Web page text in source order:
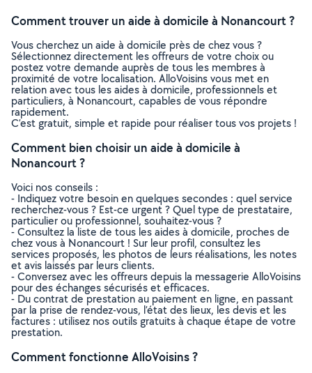
Comment trouver un aide à domicile à Nonancourt ?
Vous cherchez un aide à domicile près de chez vous ?
Sélectionnez directement les offreurs de votre choix ou
postez votre demande auprès de tous les membres à
proximité de votre localisation. AlloVoisins vous met en
relation avec tous les aides à domicile, professionnels et
particuliers, à Nonancourt, capables de vous répondre
rapidement.
C’est gratuit, simple et rapide pour réaliser tous vos projets !
Comment bien choisir un aide à domicile à
Nonancourt ?
Voici nos conseils :
- Indiquez votre besoin en quelques secondes : quel service
recherchez-vous ? Est-ce urgent ? Quel type de prestataire,
particulier ou professionnel, souhaitez-vous ?
- Consultez la liste de tous les aides à domicile, proches de
chez vous à Nonancourt ! Sur leur profil, consultez les
services proposés, les photos de leurs réalisations, les notes
et avis laissés par leurs clients.
- Conversez avec les offreurs depuis la messagerie AlloVoisins
pour des échanges sécurisés et efficaces.
- Du contrat de prestation au paiement en ligne, en passant
par la prise de rendez-vous, l’état des lieux, les devis et les
factures : utilisez nos outils gratuits à chaque étape de votre
prestation.
Comment fonctionne AlloVoisins ?